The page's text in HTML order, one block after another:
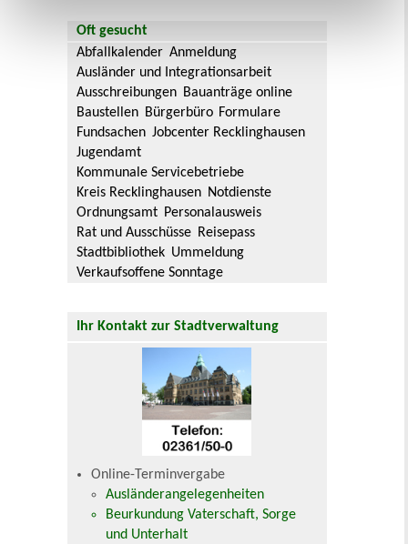
Oft gesucht
Abfallkalender Anmeldung
Ausländer und Integrationsarbeit
Ausschreibungen Bauanträge online
Baustellen Bürgerbüro Formulare
Fundsachen Jobcenter Recklinghausen
Jugendamt
Kommunale Servicebetriebe
Kreis Recklinghausen Notdienste
Ordnungsamt Personalausweis
Rat und Ausschüsse Reisepass
Stadtbibliothek Ummeldung
Verkaufsoffene Sonntage
Ihr Kontakt zur Stadtverwaltung
Online-Terminvergabe
Ausländerangelegenheiten
Beurkundung Vaterschaft, Sorge
und Unterhalt